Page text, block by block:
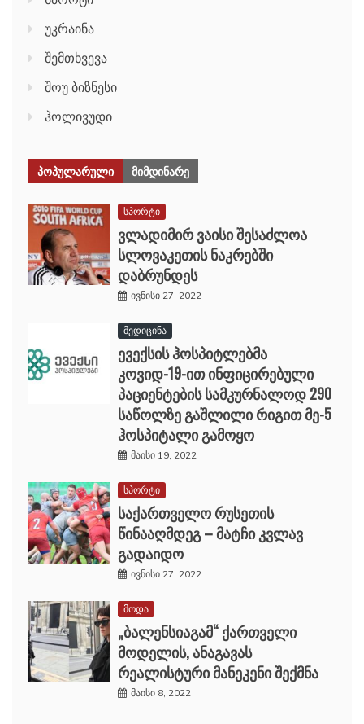
უკრაინა
შემთხვევა
შოუ ბიზნესი
ჰოლივუდი
ᲞᲝᲞᲣᲚᲐᲠᲣᲚᲘ ᲛᲘᲛᲓᲘᲜᲐᲠᲔ
სპორტი
ვლადიმირ ვაისი შესაძლოა
სლოვაკეთის ნაკრებში
დაბრუნდეს
ივნისი 27, 2022
მედიცინა
ევექსის ჰოსპიტლებმა
კოვიდ-19-ით ინფიცირებული
პაციენტების სამკურნალოდ 290
საწოლზე გაშლილი რიგით მე-5
ჰოსპიტალი გამოყო
მაისი 19, 2022
სპორტი
საქართველო რუსეთის
წინააღმდეგ – მატჩი კვლავ
გადაიდო
ივნისი 27, 2022
მოდა
„ბალენსიაგამ“ ქართველი
მოდელის, ანაგავას
რეალისტური მანეკენი შექმნა
მაისი 8, 2022